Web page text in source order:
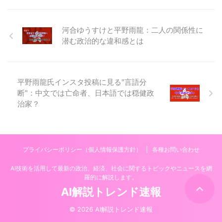
河合ゆうすけと平野雨龍：二人の関係性に
潜む政治的な違和感とは
平野雨龍氏インスタ投稿に見る"言語分
断"：中文では亡命者、日本語では穏健政
治家？
プライバシーポリシー（個人情報保護方針） 各種お問い合わせ
AI技術を活用して最新の政治、経済、社会に関するトピックやニュースを網
羅的に解説します。
AI解説トレンド速報
© 2026 AI解説トレンド速報